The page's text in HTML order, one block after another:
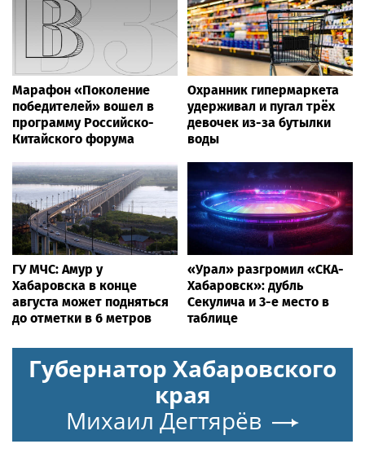
Марафон «Поколение
победителей» вошел в
программу Российско-
Китайского форума
Охранник гипермаркета
удерживал и пугал трёх
девочек из-за бутылки
воды
ГУ МЧС: Амур у
Хабаровска в конце
августа может подняться
до отметки в 6 метров
«Урал» разгромил «СКА-
Хабаровск»: дубль
Секулича и 3-е место в
таблице
Губернатор Хабаровского
края
Михаил Дегтярёв